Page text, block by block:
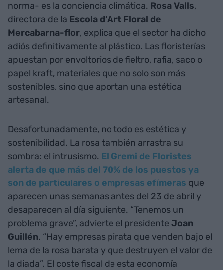
norma- es la conciencia climática. Rosa Valls,
directora de la Escola d’Art Floral de
Mercabarna-flor, explica que el sector ha dicho
adiós definitivamente al plástico. Las floristerías
apuestan por envoltorios de fieltro, rafia, saco o
papel kraft, materiales que no solo son más
sostenibles, sino que aportan una estética
artesanal.
Desafortunadamente, no todo es estética y
sostenibilidad. La rosa también arrastra su
sombra: el intrusismo. El Gremi de Floristes
alerta de que más del 70% de los puestos ya
son de particulares o empresas efímeras que
aparecen unas semanas antes del 23 de abril y
desaparecen al día siguiente. “Tenemos un
problema grave”, advierte el presidente Joan
Guillén. “Hay empresas pirata que venden bajo el
lema de la rosa barata y que destruyen el valor de
la diada”. El coste fiscal de esta economía